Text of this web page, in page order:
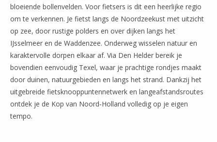
bloeiende bollenvelden.Voor fietsers is dit een heerlijke regio
om te verkennen. Je fietst langs de Noordzeekust met uitzicht
op zee, door rustige polders en over dijken langs het
IJsselmeer en de Waddenzee. Onderweg wisselen natuur en
karaktervolle dorpen elkaar af. Via Den Helder bereik je
bovendien eenvoudig Texel, waar je prachtige rondjes maakt
door duinen, natuurgebieden en langs het strand. Dankzij het
uitgebreide fietsknooppuntennetwerk en langeafstandsroutes
ontdek je de Kop van Noord‑Holland volledig op je eigen
tempo.